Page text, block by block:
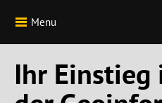
Menu
Ihr